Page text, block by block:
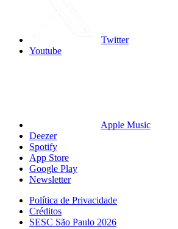
Twitter
Youtube
Apple Music
Deezer
Spotify
App Store
Google Play
Newsletter
Política de Privacidade
Créditos
SESC São Paulo 2026